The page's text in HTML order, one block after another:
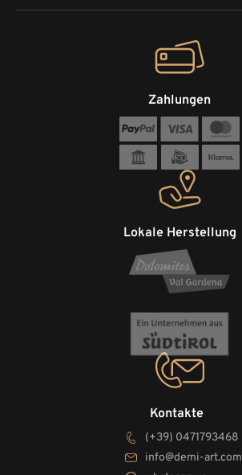
Kontakte
(+39) 0471793468
info@demi-art.com
Lokale Herstellung
Zahlungen